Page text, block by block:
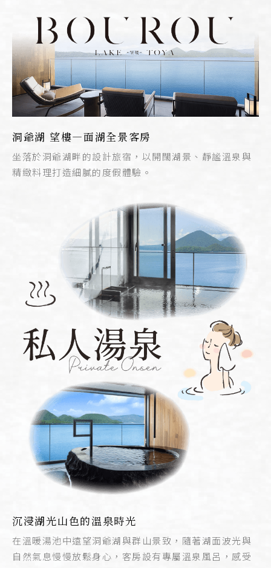
洞爺湖 望樓—面湖全景客房
坐落於洞爺湖畔的設計旅宿，以開闊湖景、靜謐溫泉與
精緻料理打造細膩的度假體驗。
沉浸湖光山色的溫泉時光
在溫暖湯池中遠望洞爺湖與群山景致，隨著湖面波光與
自然氣息慢慢放鬆身心，客房設有專屬溫泉風呂，感受